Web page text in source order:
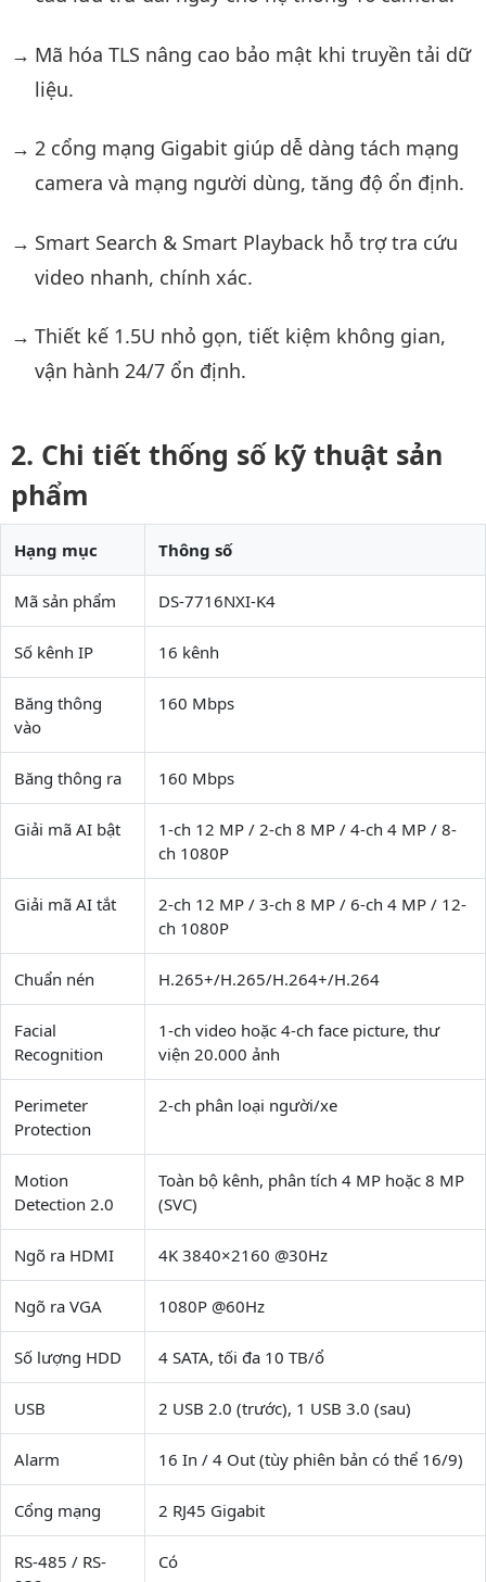
Mã hóa TLS nâng cao bảo mật khi truyền tải dữ
liệu.
2 cổng mạng Gigabit giúp dễ dàng tách mạng
camera và mạng người dùng, tăng độ ổn định.
Smart Search & Smart Playback hỗ trợ tra cứu
video nhanh, chính xác.
Thiết kế 1.5U nhỏ gọn, tiết kiệm không gian,
vận hành 24/7 ổn định.
Chi tiết thống số kỹ thuật sản
phẩm
Hạng mục Thông số
Mã sản phẩm DS-7716NXI-K4
Số kênh IP 16 kênh
Băng thông
vào
160 Mbps
Băng thông ra 160 Mbps
Giải mã AI bật
1-ch 12 MP / 2-ch 8 MP / 4-ch 4 MP / 8-
ch 1080P
Giải mã AI tắt
2-ch 12 MP / 3-ch 8 MP / 6-ch 4 MP / 12-
ch 1080P
Chuẩn nén H.265+/H.265/H.264+/H.264
Facial
Recognition
1-ch video hoặc 4-ch face picture, thư
viện 20.000 ảnh
Perimeter
Protection
2-ch phân loại người/xe
Motion
Detection 2.0
Toàn bộ kênh, phân tích 4 MP hoặc 8 MP
(SVC)
Ngõ ra HDMI 4K 3840×2160 @30Hz
Ngõ ra VGA 1080P @60Hz
Số lượng HDD 4 SATA, tối đa 10 TB/ổ
USB 2 USB 2.0 (trước), 1 USB 3.0 (sau)
Alarm 16 In / 4 Out (tùy phiên bản có thể 16/9)
Cổng mạng 2 RJ45 Gigabit
RS-485 / RS-
Có